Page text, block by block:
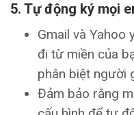
5. Tự động ký mọi
Gmail và Yahoo
đi từ miền của
phân biệt người
Đảm bảo rằng